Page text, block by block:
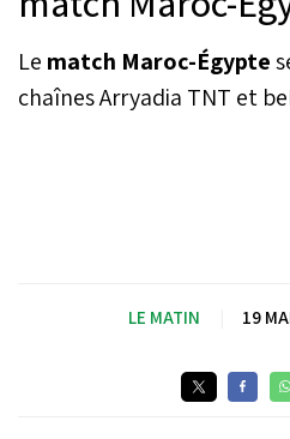
Le match Maroc-Égypte
chaînes Arryadia TNT et
LE MATIN 19